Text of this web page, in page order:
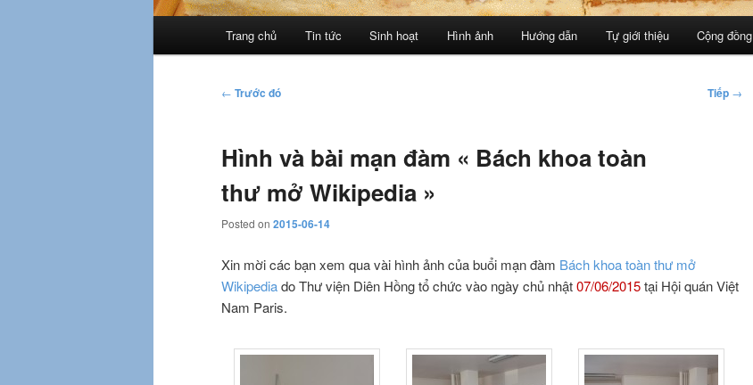
Trang chủ Tin tức Sinh hoạt Hình ảnh Hướng dẫn Tự giới thiệu Cộng đồng
Điều
viết
← Trước đó Tiếp →
Hình và bài mạn đàm « Bách khoa toàn
thư mở Wikipedia »
Posted on 2015-06-14
Xin mời các bạn xem qua vài hình ảnh của buổi mạn đàm Bách khoa toàn thư mở
Wikipediado Thư viện Diên Hồng tổ chức vào ngày chủ nhật07/06/2015tại Hội quán Việt
Nam Paris.